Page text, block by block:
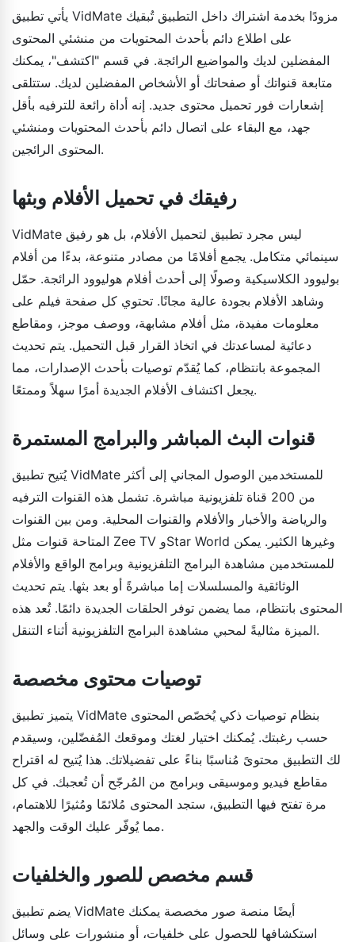
يأتي تطبيق VidMate مزودًا بخدمة اشتراك داخل التطبيق تُبقيك
على اطلاع دائم بأحدث المحتويات من منشئي المحتوى
المفضلين لديك والمواضيع الرائجة. في قسم "اكتشف"، يمكنك
متابعة قنواتك أو صفحاتك أو الأشخاص المفضلين لديك. ستتلقى
إشعارات فور تحميل محتوى جديد. إنه أداة رائعة للترفيه بأقل
جهد، مع البقاء على اتصال دائم بأحدث المحتويات ومنشئي
المحتوى الرائجين.
رفيقك في تحميل الأفلام وبثها
VidMate ليس مجرد تطبيق لتحميل الأفلام، بل هو رفيق
سينمائي متكامل. يجمع أفلامًا من مصادر متنوعة، بدءًا من أفلام
بوليوود الكلاسيكية وصولًا إلى أحدث أفلام هوليوود الرائجة. حمّل
وشاهد الأفلام بجودة عالية مجانًا. تحتوي كل صفحة فيلم على
معلومات مفيدة، مثل أفلام مشابهة، ووصف موجز، ومقاطع
دعائية لمساعدتك في اتخاذ القرار قبل التحميل. يتم تحديث
المجموعة بانتظام، كما يُقدّم توصيات بأحدث الإصدارات، مما
يجعل اكتشاف الأفلام الجديدة أمرًا سهلاً وممتعًا.
قنوات البث المباشر والبرامج المستمرة
يُتيح تطبيق VidMate للمستخدمين الوصول المجاني إلى أكثر
من 200 قناة تلفزيونية مباشرة. تشمل هذه القنوات الترفيه
والرياضة والأخبار والأفلام والقنوات المحلية. ومن بين القنوات
المتاحة قنوات مثل Zee TV وStar World وغيرها الكثير. يمكن
للمستخدمين مشاهدة البرامج التلفزيونية وبرامج الواقع والأفلام
الوثائقية والمسلسلات إما مباشرةً أو بعد بثها. يتم تحديث
المحتوى بانتظام، مما يضمن توفر الحلقات الجديدة دائمًا. تُعد هذه
الميزة مثاليةً لمحبي مشاهدة البرامج التلفزيونية أثناء التنقل.
توصيات محتوى مخصصة
يتميز تطبيق VidMate بنظام توصيات ذكي يُخصّص المحتوى
حسب رغبتك. يُمكنك اختيار لغتك وموقعك المُفضّلين، وسيقدم
لك التطبيق محتوىً مُناسبًا بناءً على تفضيلاتك. هذا يُتيح له اقتراح
مقاطع فيديو وموسيقى وبرامج من المُرجّح أن تُعجبك. في كل
مرة تفتح فيها التطبيق، ستجد المحتوى مُلائمًا ومُثيرًا للاهتمام،
مما يُوفّر عليك الوقت والجهد.
قسم مخصص للصور والخلفيات
يضم تطبيق VidMate أيضًا منصة صور مخصصة يمكنك
استكشافها للحصول على خلفيات، أو منشورات على وسائل